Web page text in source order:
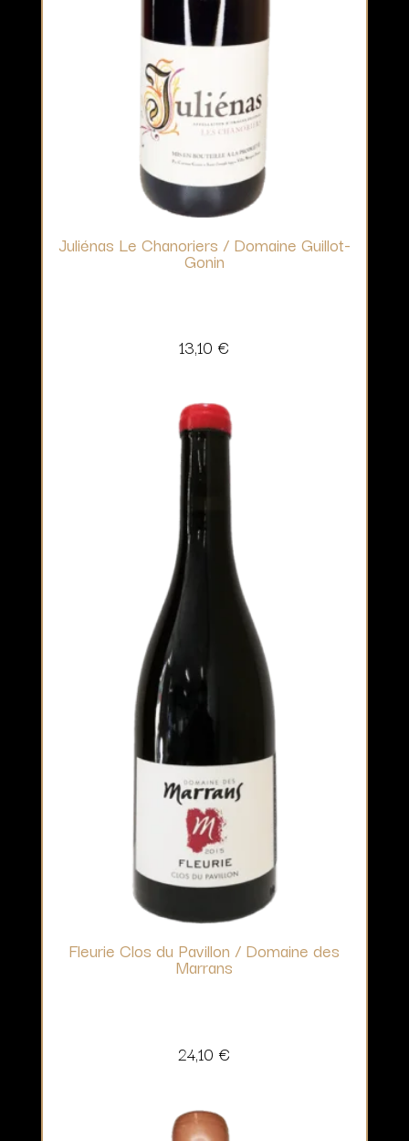
Juliénas Le Chanoriers / Domaine Guillot-
Gonin
13,10 €
Fleurie Clos du Pavillon / Domaine des
Marrans
24,10 €